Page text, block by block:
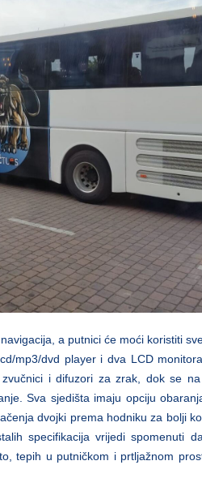
a putnici će moći koristiti
mp3/dvd player i dva LCD
i difuzori za zrak, dok se
Sva sjedišta imaju opciju
dvojki prema hodniku za bolji
specifikacija vrijedi spomenuti
tepih u putničkom i prtljažnom